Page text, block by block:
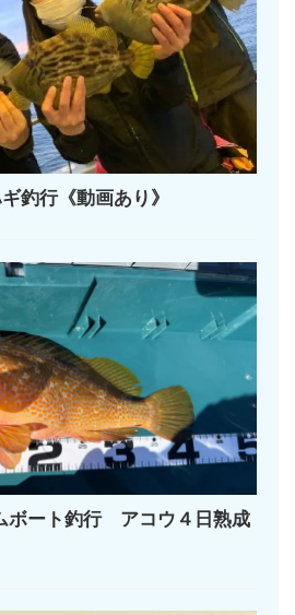
釣行《動画あり》
ボート釣行 アコウ４日熟成